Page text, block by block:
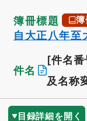
簿冊標題 簿
自大正八年至
件名
[件名
及名称
目録詳細を開く